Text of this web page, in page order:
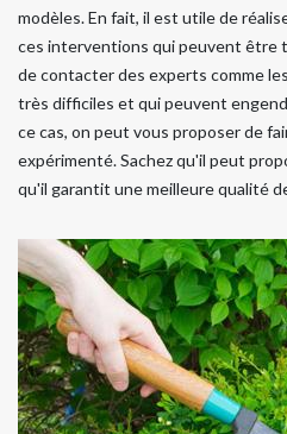
modèles. En fait, il est utile de
ces interventions qui peuvent être
de contacter des experts comme
très difficiles et qui peuvent
ce cas, on peut vous proposer de
expérimenté. Sachez qu'il peut
qu'il garantit une meilleure qualité